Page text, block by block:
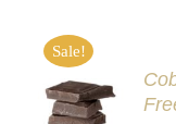
PRODUCTO
Sale!
SELECCIONAR
OPCIONES